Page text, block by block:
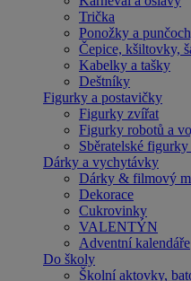
Trička
Ponožky a
Čepice, kšiltovky,
Kabelky a tašky
Deštníky
Figurky a postavičky
Figurky zvířat
Figurky robotů a
Sběratelské
Dárky a vychytávky
Dárky & filmový
Dekorace
Cukrovinky
VALENTÝN
Adventní kalendáře
Do školy
Školní aktovky,